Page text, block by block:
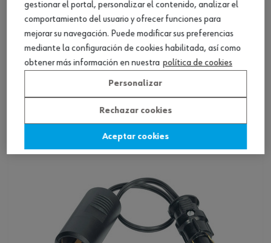
Enchufe montado en superficie, 2 salidas con
USB
gestionar el portal, personalizar el contenido, analizar el
comportamiento del usuario y ofrecer funciones para
mejorar su navegación. Puede modificar sus preferencias
mediante la configuración de cookies habilitada, así como
obtener más información en nuestra política de cookies
Personalizar
Rechazar cookies
Aceptar cookies